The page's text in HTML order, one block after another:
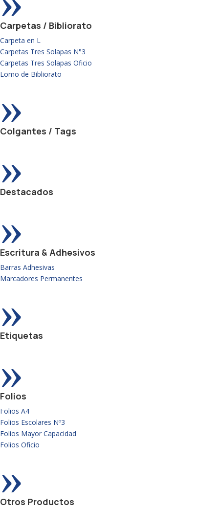
Carpetas / Bibliorato
Carpeta en L
Carpetas Tres Solapas N°3
Carpetas Tres Solapas Oficio
Lomo de Bibliorato
»
Colgantes / Tags
»
Destacados
»
Escritura & Adhesivos
Barras Adhesivas
Marcadores Permanentes
»
Etiquetas
»
Folios
Folios A4
Folios Escolares Nº3
Folios Mayor Capacidad
Folios Oficio
»
Otros Productos